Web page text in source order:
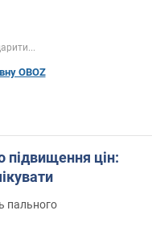
OBOZ
підвищення цін:
пального